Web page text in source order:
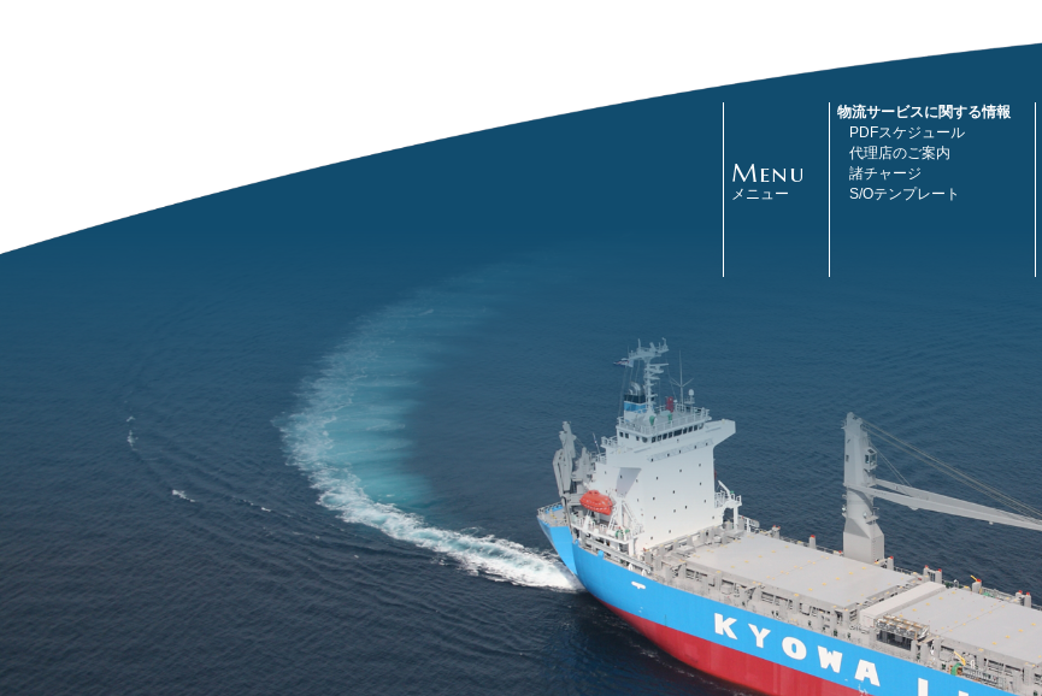
Menu
メニュー
物流サービスに関する情報
PDFスケジュール
代理店のご案内
諸チャージ
S/Oテンプレート